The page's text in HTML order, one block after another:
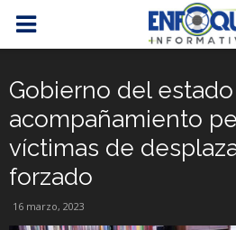
Gobierno del
acompañamiento
víctimas de
forzado
16 marzo, 2023